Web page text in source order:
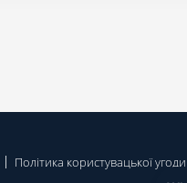
Політика користувацької угоди